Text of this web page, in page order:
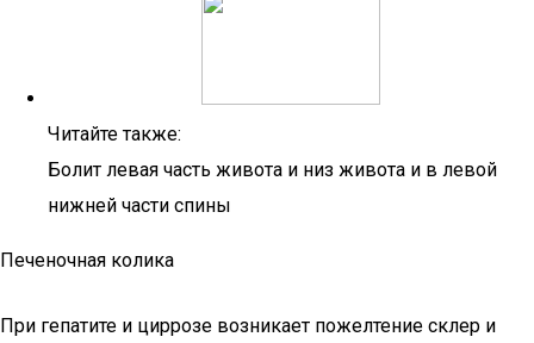
Читайте также:
Болит левая часть живота и низ живота и в левой
нижней части спины
Печеночная колика
При гепатите и циррозе возникает пожелтение склер и